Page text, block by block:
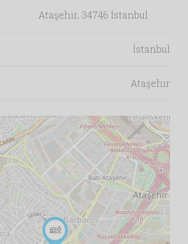
Ataşehir, 34746 İstanbul
İstanbul
Ataşehir